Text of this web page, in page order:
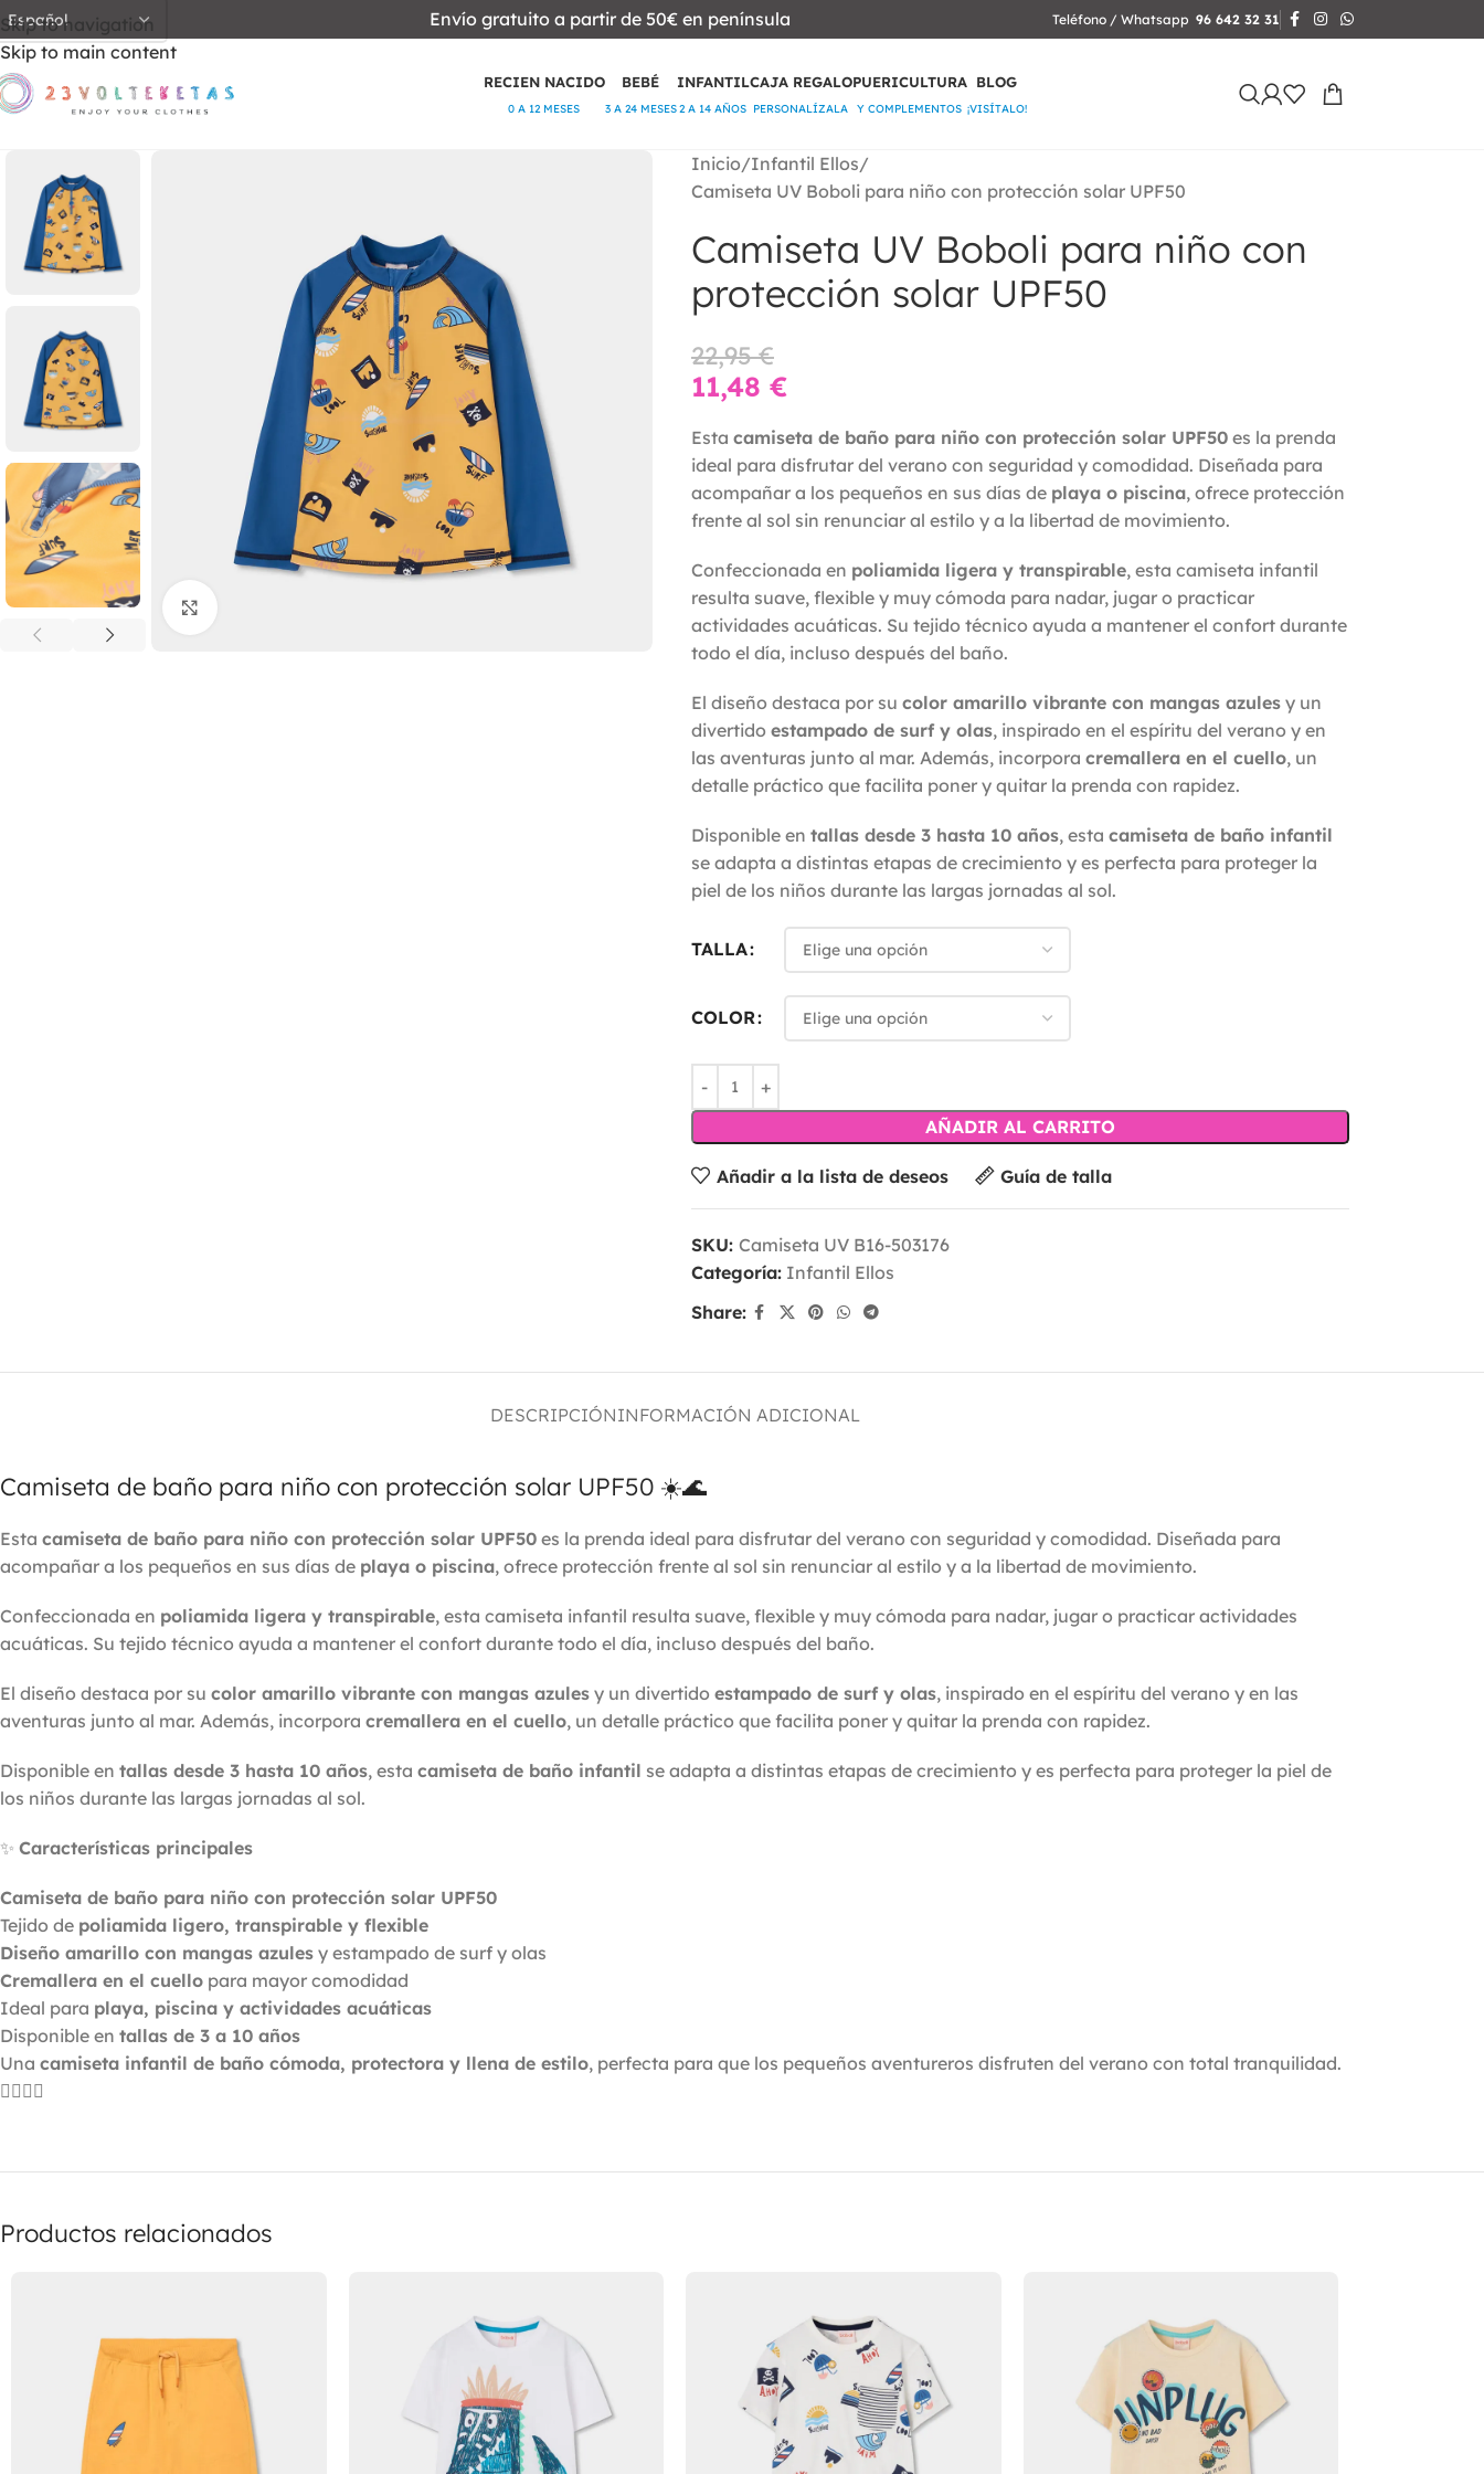
Skip to navigation
Skip to main content
Envío gratuito a partir de 50€ en península Teléfono / Whatsapp 96 642 32 31
RECIEN NACIDO
0 A 12 MESES
BEBÉ
3 A 24 MESES
INFANTIL
2 A 14 AÑOS
CAJA REGALO
PERSONALÍZALA
PUERICULTURA
Y COMPLEMENTOS
BLOG
¡VISÍTALO!
Inicio Infantil Ellos
Camiseta UV Boboli para niño con protección solar UPF50
Camiseta UV Boboli para niño con
protección solar UPF50
22,95€
11,48 €
Esta camiseta de baño para niño con protección solar UPF50es la prenda
ideal para disfrutar del verano con seguridad y comodidad. Diseñada para
acompañar a los pequeños en sus días de playa o piscina, ofrece protección
frente al sol sin renunciar al estilo y a la libertad de movimiento.
Confeccionada en poliamida ligera y transpirable, esta camiseta infantil
resulta suave, flexible y muy cómoda para nadar, jugar o practicar
actividades acuáticas. Su tejido técnico ayuda a mantener el confort durante
todo el día, incluso después del baño.
El diseño destaca por su color amarillo vibrante con mangas azulesy un
divertido estampado de surf y olas, inspirado en el espíritu del verano y en
las aventuras junto al mar. Además, incorpora cremallera en el cuello, un
detalle práctico que facilita poner y quitar la prenda con rapidez.
Disponible en tallas desde 3 hasta 10 años, esta camiseta de baño infantil
se adapta a distintas etapas de crecimiento y es perfecta para proteger la
piel de los niños durante las largas jornadas al sol.
TALLA
COLOR
AÑADIR AL CARRITO
Añadir a la lista de deseos Guía de talla
SKU: Camiseta UV B16-503176
Categoría: Infantil Ellos
Share:
DESCRIPCIÓNINFORMACIÓN ADICIONAL
Camiseta de baño para niño con protección solar UPF50 ☀️🌊
Esta camiseta de baño para niño con protección solar UPF50 es la prenda ideal para disfrutar del verano con seguridad y comodidad. Diseñada para
acompañar a los pequeños en sus días de playa o piscina, ofrece protección frente al sol sin renunciar al estilo y a la libertad de movimiento.
Confeccionada en poliamida ligera y transpirable, esta camiseta infantil resulta suave, flexible y muy cómoda para nadar, jugar o practicar actividades
acuáticas. Su tejido técnico ayuda a mantener el confort durante todo el día, incluso después del baño.
El diseño destaca por su color amarillo vibrante con mangas azules y un divertido estampado de surf y olas, inspirado en el espíritu del verano y en las
aventuras junto al mar. Además, incorpora cremallera en el cuello, un detalle práctico que facilita poner y quitar la prenda con rapidez.
Disponible en tallas desde 3 hasta 10 años, esta camiseta de baño infantil se adapta a distintas etapas de crecimiento y es perfecta para proteger la piel de
los niños durante las largas jornadas al sol.
✨ Características principales
Camiseta de baño para niño con protección solar UPF50
Tejido de poliamida ligero, transpirable y flexible
Diseño amarillo con mangas azules y estampado de surf y olas
Cremallera en el cuello para mayor comodidad
Ideal para playa, piscina y actividades acuáticas
Disponible en tallas de 3 a 10 años
Una camiseta infantil de baño cómoda, protectora y llena de estilo, perfecta para que los pequeños aventureros disfruten del verano con total tranquilidad.
🏄‍♂️🌴👦
Productos relacionados